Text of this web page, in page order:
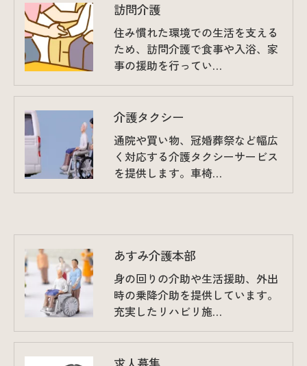
訪問介護
住み慣れた環境での生活を支える
ため、訪問介護で食事や入浴、家
事の援助を行ってい…
介護タクシー
通院や買い物、冠婚葬祭など幅広
く対応する介護タクシーサービス
を提供します。車椅…
あすみ介護本部
身の回りの介助や生活援助、外出
時の乗降介助を提供しています。
充実したリハビリ施…